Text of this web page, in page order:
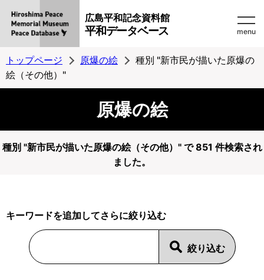
広島平和記念資料館
平和データベース menu
トップページ 原爆の絵
種別 "新市民が描いた原爆の
絵（その他）"
原爆の絵
種別 "新市民が描いた原爆の絵（その他）" で 851 件検索され
ました。
キーワードを追加してさらに絞り込む